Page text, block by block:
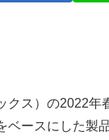
ス）の2022年
ースにした製